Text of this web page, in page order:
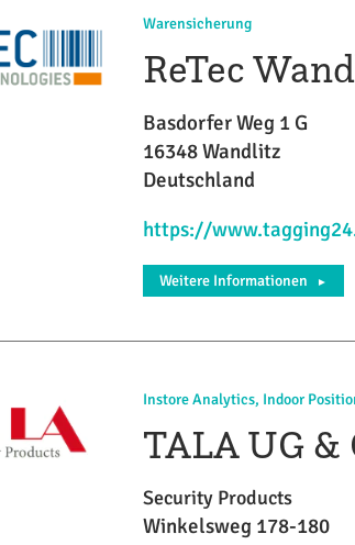
Warensicherung
ReTec
Basdorfer Weg 1 G
16348 Wandlitz
Deutschland
https://
Weitere Informationen ►
Instore Analytics, Indoor
TALA UG &
Security Products
Winkelsweg 178-180